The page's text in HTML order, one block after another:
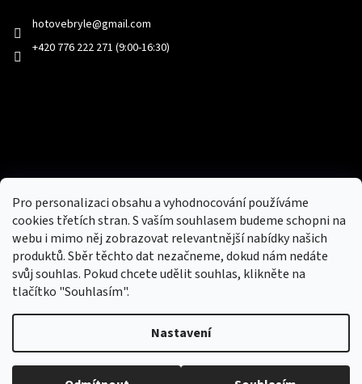
Pro personalizaci obsahu a vyhodnocování používáme
cookies třetích stran. S vaším souhlasem budeme schopni na
webu i mimo něj zobrazovat relevantnější nabídky našich
produktů. Sběr těchto dat nezačneme, dokud nám nedáte
svůj souhlas. Pokud chcete udělit souhlas, klikněte na
tlačítko "Souhlasím".
Nastavení
hotovebryle@gmail.com
+420 776 222 271 (9:00-16:30)
Nový obchod s batohy, cestovními zavazadly, tašky a peněženky
Copyright 2026hotovebryle.cz . Všechna práva